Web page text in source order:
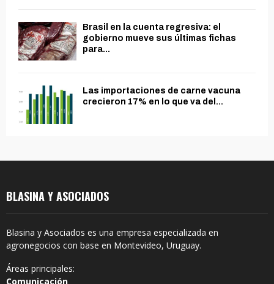
Brasil en la cuenta regresiva: el
gobierno mueve sus últimas fichas
para...
Las importaciones de carne vacuna
crecieron 17% en lo que va del...
BLASINA Y ASOCIADOS
Blasina y Asociados es una empresa especializada en
agronegocios con base en Montevideo, Uruguay.
Áreas principales:
Comunicación